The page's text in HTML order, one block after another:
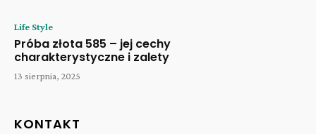
Life Style
Próba złota 585 – jej cechy
charakterystyczne i zalety
13 sierpnia, 2025
KONTAKT